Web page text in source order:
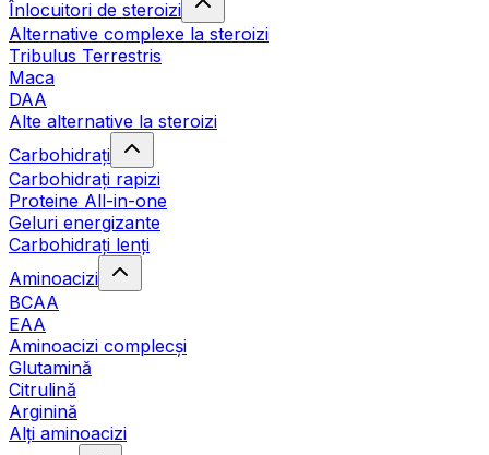
Înlocuitori de steroizi
Alternative complexe la steroizi
Tribulus Terrestris
Maca
DAA
Alte alternative la steroizi
Carbohidrați
Carbohidrați rapizi
Proteine All-in-one
Geluri energizante
Carbohidrați lenți
Aminoacizi
BCAA
EAA
Aminoacizi complecși
Glutamină
Citrulină
Arginină
Alți aminoacizi